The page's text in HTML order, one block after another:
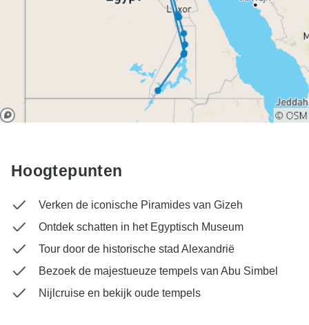
Hoogtepunten
Verken de iconische Piramides van Gizeh
Ontdek schatten in het Egyptisch Museum
Tour door de historische stad Alexandrië
Bezoek de majestueuze tempels van Abu Simbel
Nijlcruise en bekijk oude tempels